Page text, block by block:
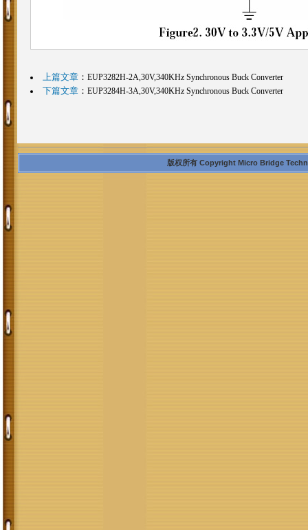
上篇文章： EUP3282H-2A,30V,340KHz Synchronous Buck Converter
下篇文章： EUP3284H-3A,30V,340KHz Synchronous Buck Converter
版权所有 Copyright Micro Bridge